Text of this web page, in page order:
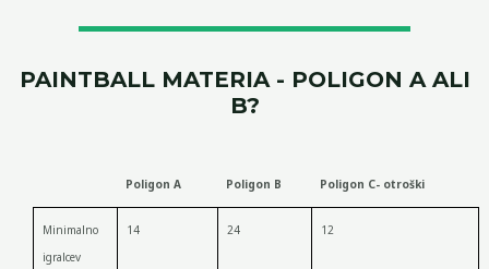
PAINTBALL MATERIA - POLIGON A ALI
B?
Poligon A Poligon B Poligon C- otroški
Minimalno
igralcev
14 24 12